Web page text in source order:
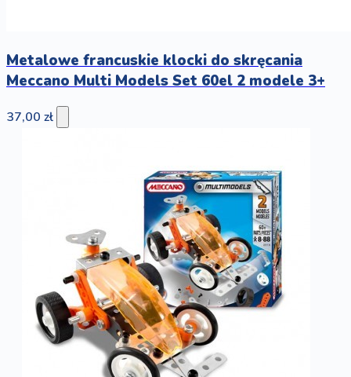
Metalowe francuskie klocki do skręcania
Meccano Multi Models Set 60el 2 modele 3+
37,00 zł